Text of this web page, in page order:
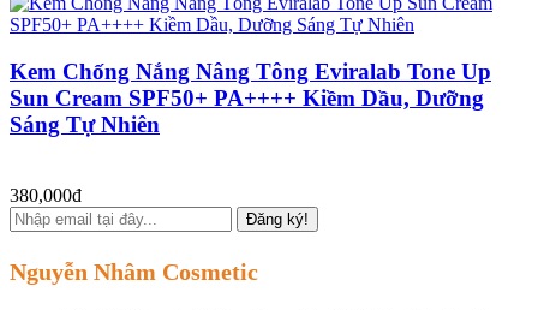
Kem Chống Nắng Nâng Tông Eviralab Tone Up
Sun Cream SPF50+ PA++++ Kiềm Dầu, Dưỡng
Sáng Tự Nhiên
380,000đ
Đăng ký!
Nguyễn Nhâm Cosmetic